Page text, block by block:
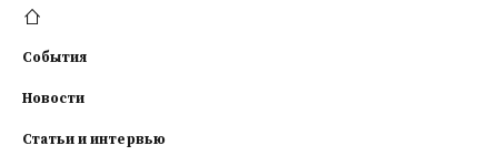
События
Новости
Статьи и интервью